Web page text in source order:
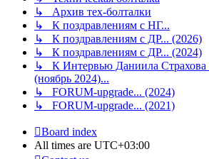
↳ Архив тех-болталки
↳ К поздравлениям с НГ...
↳ К поздравлениям с ДР... (2026)
↳ К поздравлениям с ДР... (2024)
↳ К Интервью Даниила Страхова
(ноябрь 2024)...
↳ FORUM-upgrade... (2024)
↳ FORUM-upgrade... (2021)
Board index
All times are UTC+03:00